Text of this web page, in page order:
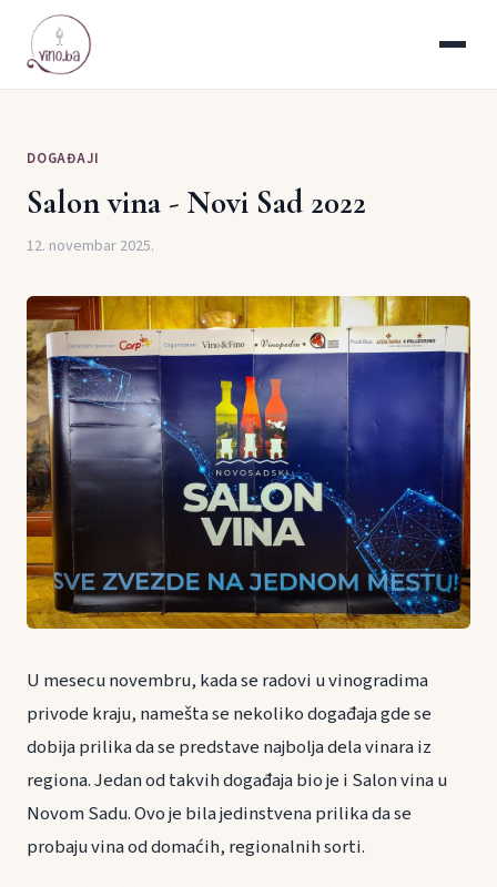
DOGAĐAJI
Salon vina - Novi Sad 2022
12. novembar 2025.
U mesecu novembru, kada se radovi u vinogradima
privode kraju, namešta se nekoliko događaja gde se
dobija prilika da se predstave najbolja dela vinara iz
regiona. Jedan od takvih događaja bio je i Salon vina u
Novom Sadu. Ovo je bila jedinstvena prilika da se
probaju vina od domaćih, regionalnih sorti.